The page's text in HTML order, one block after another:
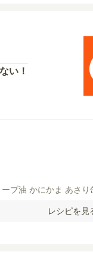
い！
ブ油 かにかま あさり
レシピを見